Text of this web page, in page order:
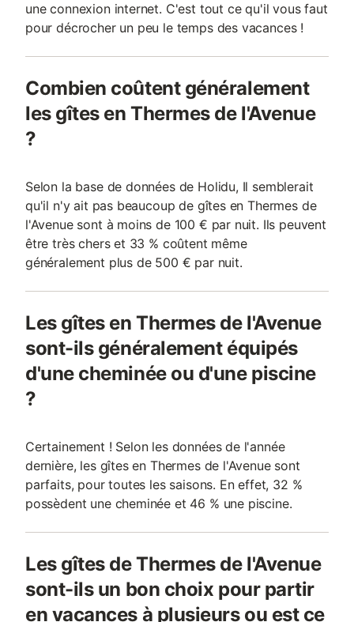
une connexion internet. C'est tout ce qu'il vous faut
pour décrocher un peu le temps des vacances !
Combien coûtent généralement
les gîtes en Thermes de l'Avenue
?
Selon la base de données de Holidu, Il semblerait
qu'il n'y ait pas beaucoup de gîtes en Thermes de
l'Avenue sont à moins de 100 € par nuit. Ils peuvent
être très chers et 33 % coûtent même
généralement plus de 500 € par nuit.
Les gîtes en Thermes de l'Avenue
sont-ils généralement équipés
d'une cheminée ou d'une piscine
?
Certainement ! Selon les données de l'année
dernière, les gîtes en Thermes de l'Avenue sont
parfaits, pour toutes les saisons. En effet, 32 %
possèdent une cheminée et 46 % une piscine.
Les gîtes de Thermes de l'Avenue
sont-ils un bon choix pour partir
en vacances à plusieurs ou est ce